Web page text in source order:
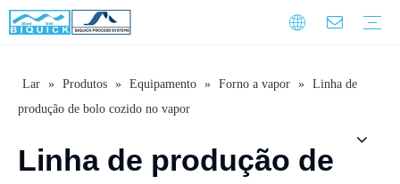
Lar » Produtos » Equipamento » Forno a vapor » Linha de
produção de bolo cozido no vapor
Linha de produção de